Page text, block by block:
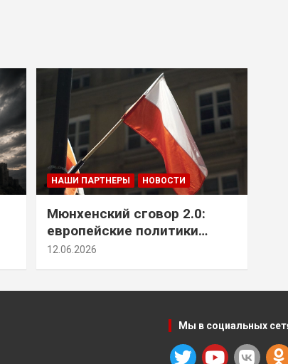
НАШИ ПАРТНЕРЫ НОВОСТИ
Мюнхенский сговор 2.0:
европейские политики
снова растят монстра у
12.06.2026
Мы в социальных